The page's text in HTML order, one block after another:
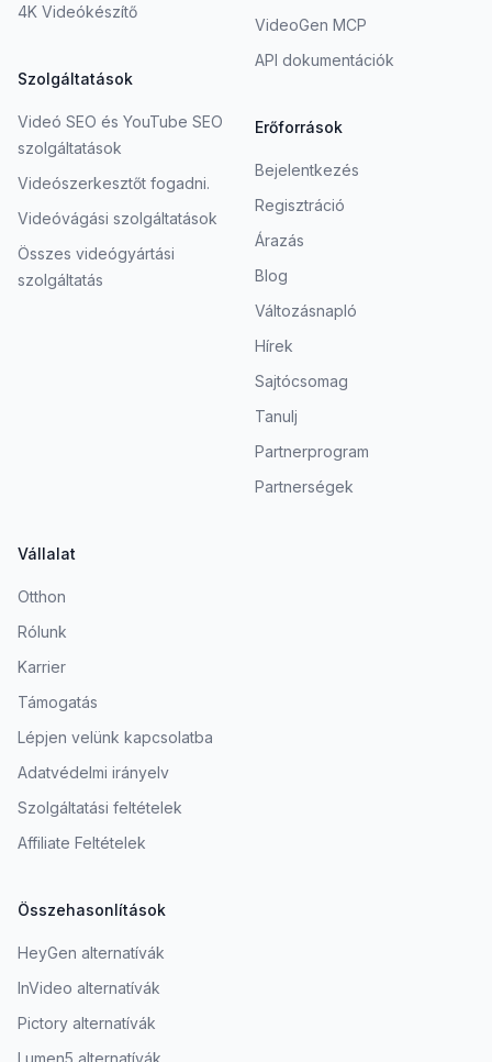
4K Videókészítő
Szolgáltatások
Videó SEO és YouTube SEO
szolgáltatások
Videószerkesztőt fogadni.
Videóvágási szolgáltatások
Összes videógyártási
szolgáltatás
VideoGen MCP
API dokumentációk
Erőforrások
Bejelentkezés
Regisztráció
Árazás
Blog
Változásnapló
Hírek
Sajtócsomag
Tanulj
Partnerprogram
Partnerségek
Vállalat
Otthon
Rólunk
Karrier
Támogatás
Lépjen velünk kapcsolatba
Adatvédelmi irányelv
Szolgáltatási feltételek
Affiliate Feltételek
Összehasonlítások
HeyGen alternatívák
InVideo alternatívák
Pictory alternatívák
Lumen5 alternatívák